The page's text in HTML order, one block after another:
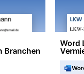
Branchen
Word